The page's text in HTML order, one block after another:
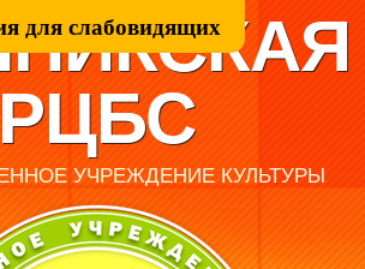
для слабовидящих
РЦБС
УЧРЕЖДЕНИЕ КУЛЬТУРЫ